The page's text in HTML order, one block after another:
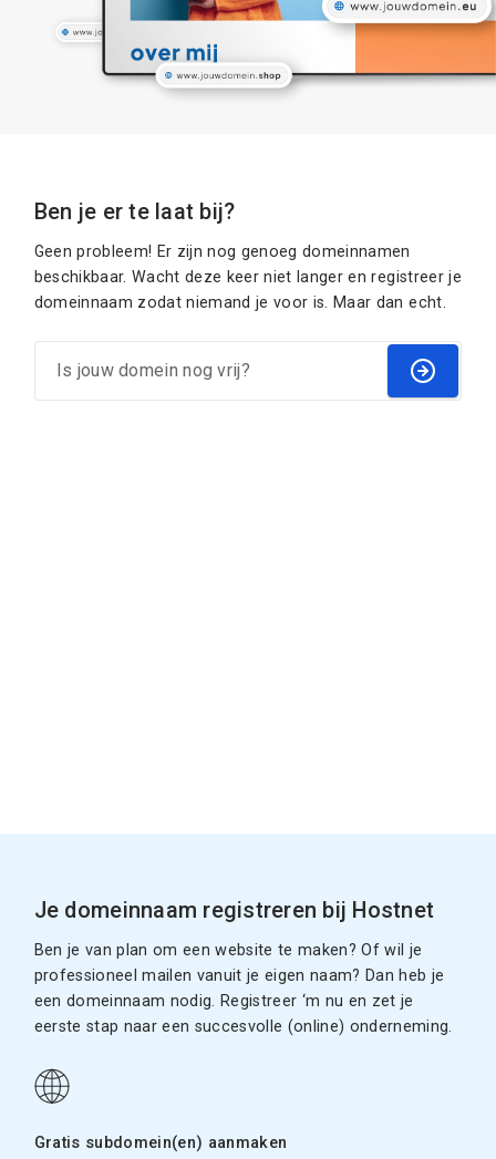
Ben je er te laat bij?
Geen probleem! Er zijn nog genoeg domeinnamen
beschikbaar. Wacht deze keer niet langer en registreer je
domeinnaam zodat niemand je voor is. Maar dan echt.
Je domeinnaam registreren bij Hostnet
Ben je van plan om een website te maken? Of wil je
professioneel mailen vanuit je eigen naam? Dan heb je
een domeinnaam nodig. Registreer ‘m nu en zet je
eerste stap naar een succesvolle (online) onderneming.
Gratis subdomein(en) aanmaken